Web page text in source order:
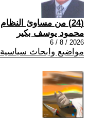
(24) من مساوئ النظام الدولي الجديد٢
محمود يوسف بكير
2026 / 8 / 6
مواضيع وابحاث سياسية